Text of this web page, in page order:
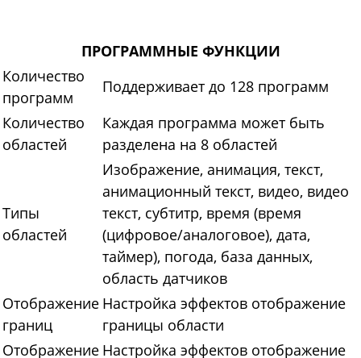
ПРОГРАММНЫЕ ФУНКЦИИ
Количество
программ
Поддерживает до 128 программ
Количество
областей
Каждая программа может быть
разделена на 8 областей
Типы
областей
Изображение, анимация, текст,
анимационный текст, видео, видео
текст, субтитр, время (время
(цифровое/аналоговое), дата,
таймер), погода, база данных,
область датчиков
Отображение
границ
Настройка эффектов отображение
границы области
Отображение Настройка эффектов отображение